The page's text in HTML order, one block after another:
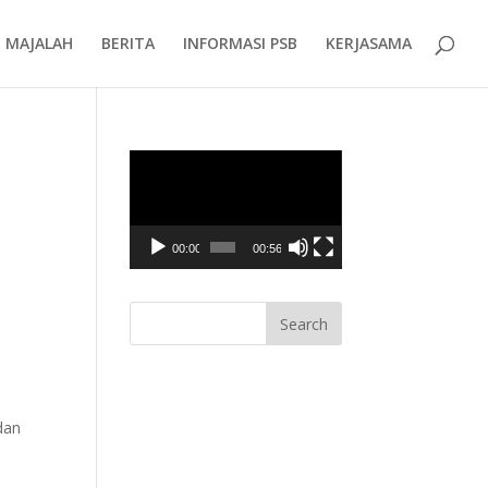
MAJALAH BERITA INFORMASI PSB KERJASAMA
00:00 00:56